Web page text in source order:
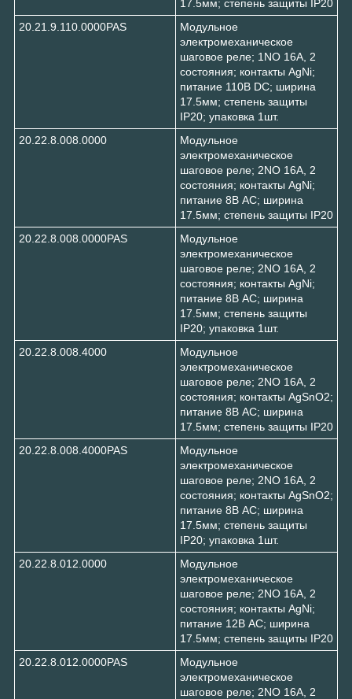
17.5мм; степень защиты IP20
20.21.9.110.0000PAS
Модульное
электромеханическое
шаговое реле; 1NO 16А, 2
состояния; контакты AgNi;
питание 110В DC; ширина
17.5мм; степень защиты
IP20; упаковка 1шт.
20.22.8.008.0000
Модульное
электромеханическое
шаговое реле; 2NO 16А, 2
состояния; контакты AgNi;
питание 8В АC; ширина
17.5мм; степень защиты IP20
20.22.8.008.0000PAS
Модульное
электромеханическое
шаговое реле; 2NO 16А, 2
состояния; контакты AgNi;
питание 8В АC; ширина
17.5мм; степень защиты
IP20; упаковка 1шт.
20.22.8.008.4000
Модульное
электромеханическое
шаговое реле; 2NO 16А, 2
состояния; контакты AgSnO2;
питание 8В АC; ширина
17.5мм; степень защиты IP20
20.22.8.008.4000PAS
Модульное
электромеханическое
шаговое реле; 2NO 16А, 2
состояния; контакты AgSnO2;
питание 8В АC; ширина
17.5мм; степень защиты
IP20; упаковка 1шт.
20.22.8.012.0000
Модульное
электромеханическое
шаговое реле; 2NO 16А, 2
состояния; контакты AgNi;
питание 12В АC; ширина
17.5мм; степень защиты IP20
20.22.8.012.0000PAS
Модульное
электромеханическое
шаговое реле; 2NO 16А, 2